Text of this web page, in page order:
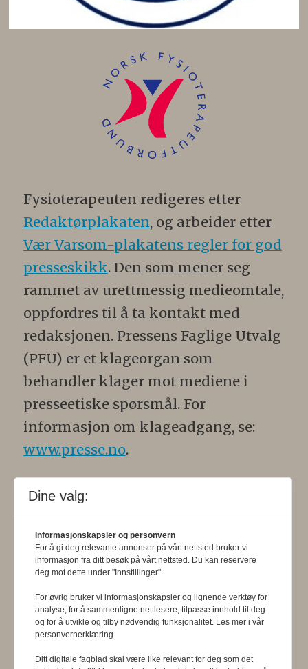
Fysioterapeuten redigeres etter
Redaktørplakaten, og arbeider etter
Vær Varsom-plakatens regler for god
presseskikk. Den som mener seg
rammet av urettmessig medieomtale,
oppfordres til å ta kontakt med
redaksjonen. Pressens Faglige Utvalg
(PFU) er et klageorgan som
behandler klager mot mediene i
presseetiske spørsmål. For
informasjon om klageadgang, se:
www.presse.no.
skal gjennom en saklig og fri
informasjons- og opinionsformidling
bidra til at fysioterapifaget utvikler
seg i samsvar med samfunnets og
befolkningens behov. Tidsskriftet skal
belyse fysioterapifaglige
Dine valg:
Informasjonskapsler og personvern
For å gi deg relevante annonser på vårt nettsted bruker vi
informasjon fra ditt besøk på vårt nettsted. Du kan reservere
deg mot dette under "Innstillinger".
For øvrig bruker vi informasjonskapsler og lignende verktøy for
analyse, for å sammenligne nettlesere, tilpasse innhold til deg
og for å utvikle og tilby nødvendig funksjonalitet. Les mer i vår
personvernerklæring.
Ditt digitale fagblad skal være like relevant for deg som det